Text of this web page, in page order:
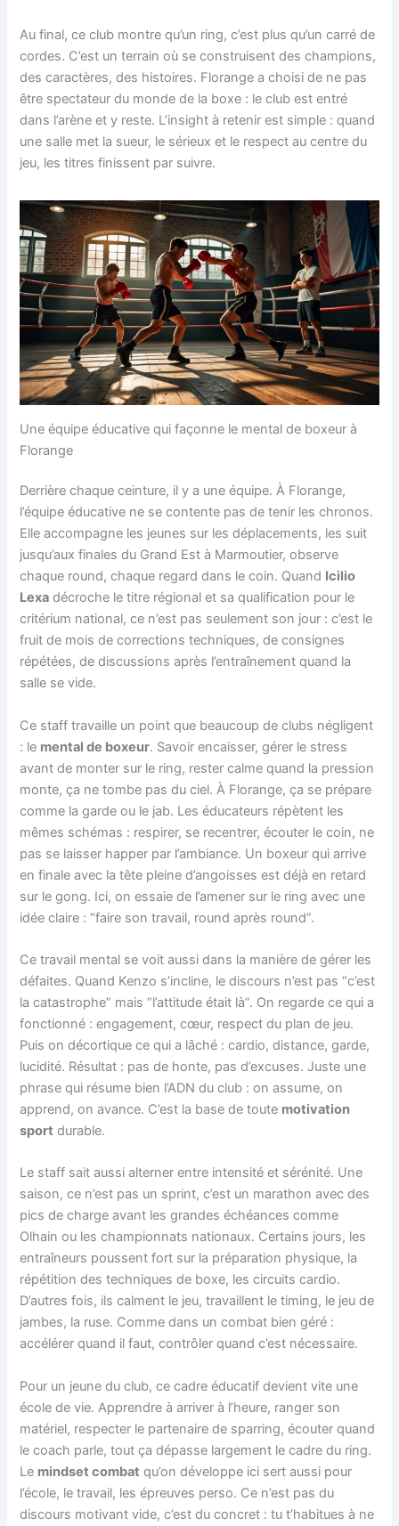
Au final, ce club montre qu’un ring, c’est plus qu’un carré de
cordes. C’est un terrain où se construisent des champions,
des caractères, des histoires. Florange a choisi de ne pas
être spectateur du monde de la boxe : le club est entré
dans l’arène et y reste. L’insight à retenir est simple : quand
une salle met la sueur, le sérieux et le respect au centre du
jeu, les titres finissent par suivre.
Une équipe éducative qui façonne le mental de boxeur à
Florange
Derrière chaque ceinture, il y a une équipe. À Florange,
l’équipe éducative ne se contente pas de tenir les chronos.
Elle accompagne les jeunes sur les déplacements, les suit
jusqu’aux finales du Grand Est à Marmoutier, observe
chaque round, chaque regard dans le coin. Quand Icilio
Lexa décroche le titre régional et sa qualification pour le
critérium national, ce n’est pas seulement son jour : c’est le
fruit de mois de corrections techniques, de consignes
répétées, de discussions après l’entraînement quand la
salle se vide.
Ce staff travaille un point que beaucoup de clubs négligent
: le mental de boxeur. Savoir encaisser, gérer le stress
avant de monter sur le ring, rester calme quand la pression
monte, ça ne tombe pas du ciel. À Florange, ça se prépare
comme la garde ou le jab. Les éducateurs répètent les
mêmes schémas : respirer, se recentrer, écouter le coin, ne
pas se laisser happer par l’ambiance. Un boxeur qui arrive
en finale avec la tête pleine d’angoisses est déjà en retard
sur le gong. Ici, on essaie de l’amener sur le ring avec une
idée claire : “faire son travail, round après round”.
Ce travail mental se voit aussi dans la manière de gérer les
défaites. Quand Kenzo s’incline, le discours n’est pas “c’est
la catastrophe” mais “l’attitude était là”. On regarde ce qui a
fonctionné : engagement, cœur, respect du plan de jeu.
Puis on décortique ce qui a lâché : cardio, distance, garde,
lucidité. Résultat : pas de honte, pas d’excuses. Juste une
phrase qui résume bien l’ADN du club : on assume, on
apprend, on avance. C’est la base de toute motivation
sport durable.
Le staff sait aussi alterner entre intensité et sérénité. Une
saison, ce n’est pas un sprint, c’est un marathon avec des
pics de charge avant les grandes échéances comme
Olhain ou les championnats nationaux. Certains jours, les
entraîneurs poussent fort sur la préparation physique, la
répétition des techniques de boxe, les circuits cardio.
D’autres fois, ils calment le jeu, travaillent le timing, le jeu de
jambes, la ruse. Comme dans un combat bien géré :
accélérer quand il faut, contrôler quand c’est nécessaire.
Pour un jeune du club, ce cadre éducatif devient vite une
école de vie. Apprendre à arriver à l’heure, ranger son
matériel, respecter le partenaire de sparring, écouter quand
le coach parle, tout ça dépasse largement le cadre du ring.
Le mindset combat qu’on développe ici sert aussi pour
l’école, le travail, les épreuves perso. Ce n’est pas du
discours motivant vide, c’est du concret : tu t’habitues à ne